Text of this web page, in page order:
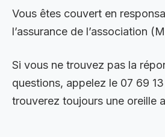
Vous êtes couvert en
l’assurance de l’association
Si vous ne trouvez pas la
questions, appelez le 07 69
trouverez toujours une oreille